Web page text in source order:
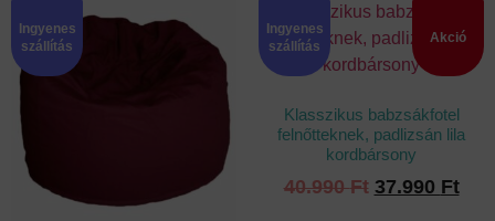
Ingyenes
szállítás
Ingyenes
szállítás
Akció
Klasszikus babzsákfotel
felnőtteknek, padlizsán lila
kordbársony
40.990Ft 37.990 Ft